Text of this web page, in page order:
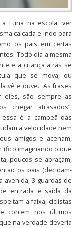
Luna na escola, ver
calçada e indo para
os pais em certas
Todo dia a mesma
e a criança atrás se
que se mova, ou
vê e ouve. As frases
eles, são sempre as
chegar atrasados”,
essa é a campeã das
a velocidade nem
amigos e acenam,
(fico imaginando o que
poucos se abraçam,
os pais (decidam-
avenida, 3 guardas de
entrada e saída da
a faixa, ciclistas
correm nos últimos
na verdade deveria